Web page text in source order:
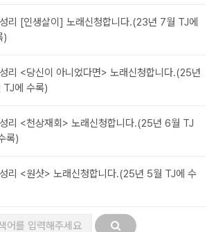
성리 [인생살이] 노래신청합니다.(23년 7월 TJ에
)
성리 <당신이 아니었다면> 노래신청합니다.(25년
TJ에 수록)
성리 <천상재회> 노래신청합니다.(25년 6월 TJ
록)
성리 <원샷> 노래신청합니다.(25년 5월 TJ에 수